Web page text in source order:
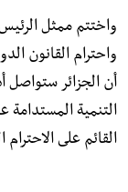
واختتم ممثل الرئيس
واحترام القانون
أن الجزائر
التنمية المستدامة
القائم على الاحترام